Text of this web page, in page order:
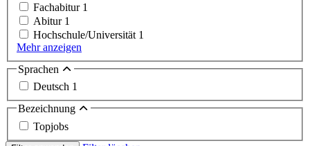
Fachabitur 1
Abitur 1
Hochschule/Universität 1
Mehr anzeigen
Sprachen
Deutsch 1
Bezeichnung
Topjobs